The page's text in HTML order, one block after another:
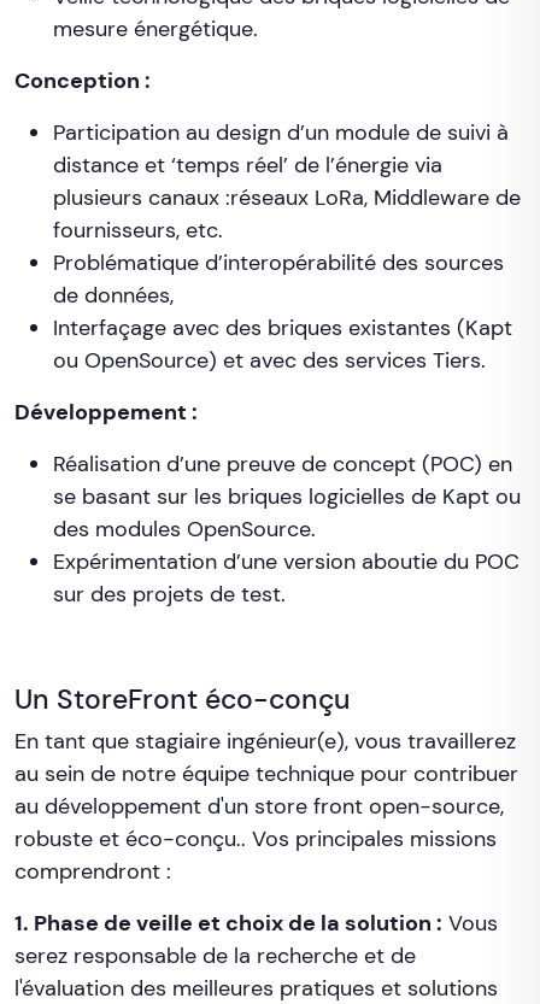
mesure énergétique.
Conception :
Participation au design d’un module de suivi à
distance et ‘temps réel’ de l’énergie via
plusieurs canaux :réseaux LoRa, Middleware de
fournisseurs, etc.
Problématique d’interopérabilité des sources
de données,
Interfaçage avec des briques existantes (Kapt
ou OpenSource) et avec des services Tiers.
Développement :
Réalisation d’une preuve de concept (POC) en
se basant sur les briques logicielles de Kapt ou
des modules OpenSource.
Expérimentation d’une version aboutie du POC
sur des projets de test.
Un StoreFront éco-conçu
En tant que stagiaire ingénieur(e), vous travaillerez
au sein de notre équipe technique pour contribuer
au développement d'un store front open-source,
robuste et éco-conçu.. Vos principales missions
comprendront :
1. Phase de veille et choix de la solution : Vous
serez responsable de la recherche et de
l'évaluation des meilleures pratiques et solutions